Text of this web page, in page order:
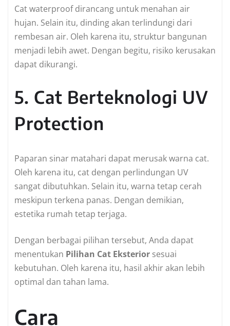
Cat waterproof dirancang untuk menahan air
hujan. Selain itu, dinding akan terlindungi dari
rembesan air. Oleh karena itu, struktur bangunan
menjadi lebih awet. Dengan begitu, risiko kerusakan
dapat dikurangi.
5. Cat Berteknologi UV
Protection
Paparan sinar matahari dapat merusak warna cat.
Oleh karena itu, cat dengan perlindungan UV
sangat dibutuhkan. Selain itu, warna tetap cerah
meskipun terkena panas. Dengan demikian,
estetika rumah tetap terjaga.
Dengan berbagai pilihan tersebut, Anda dapat
menentukan Pilihan Cat Eksterior sesuai
kebutuhan. Oleh karena itu, hasil akhir akan lebih
optimal dan tahan lama.
Cara